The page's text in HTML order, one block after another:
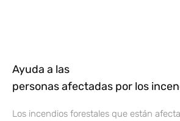
Ayuda a las
personas afectadas por los
Los incendios forestales que están